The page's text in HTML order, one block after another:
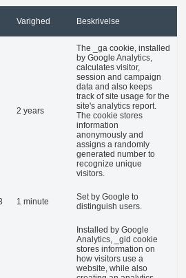
Varighed Beskrivelse
2 years
The _ga cookie, installed
by Google Analytics,
calculates visitor,
session and campaign
data and also keeps
track of site usage for the
site's analytics report.
The cookie stores
information
anonymously and
assigns a randomly
generated number to
recognize unique
visitors.
1 minute
Set by Google to
distinguish users.
Installed by Google
Analytics, _gid cookie
stores information on
how visitors use a
website, while also